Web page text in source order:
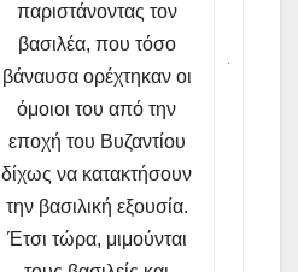
παριστάνοντας τον
βασιλέα, που τόσο
βάναυσα ορέχτηκαν οι
όμοιοι του από την
εποχή του Βυζαντίου
δίχως να κατακτήσουν
την βασιλική εξουσία.
Έτσι τώρα, μιμούνται